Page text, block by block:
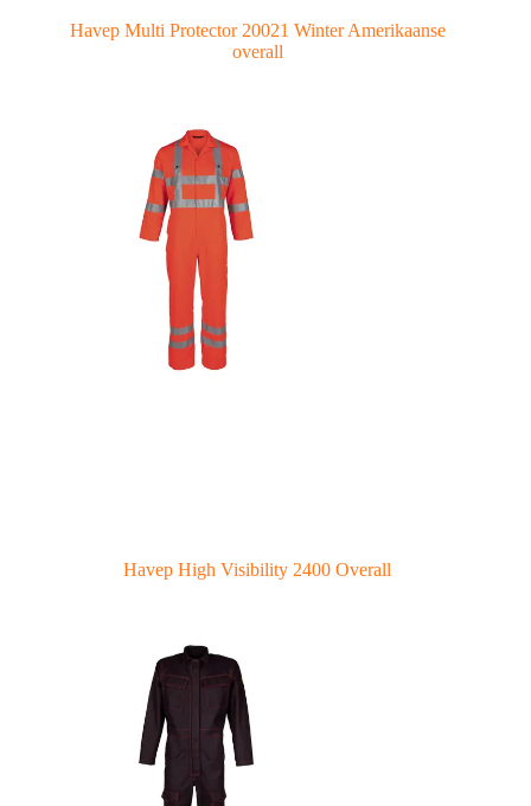
Havep Multi Protector 20021 Winter Amerikaanse
overall
Havep High Visibility 2400 Overall